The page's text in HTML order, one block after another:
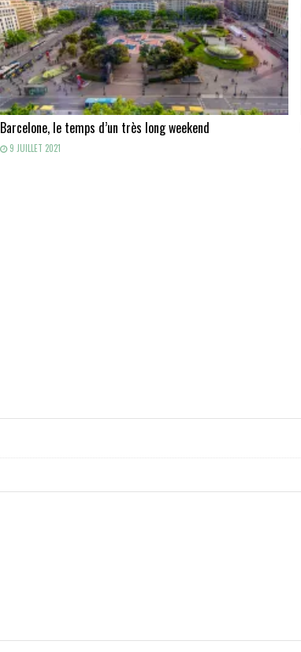
Barcelone, le temps d’un très long weekend
9 JUILLET 2021